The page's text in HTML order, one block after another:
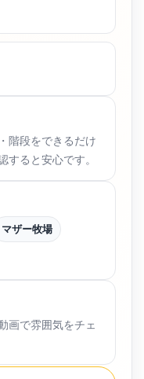
階段をできるだけ
ると安心です。
マザー牧場
画で雰囲気をチェ